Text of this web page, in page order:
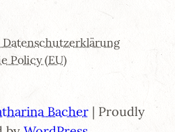
Policy (EU)
Bacher| Proudly